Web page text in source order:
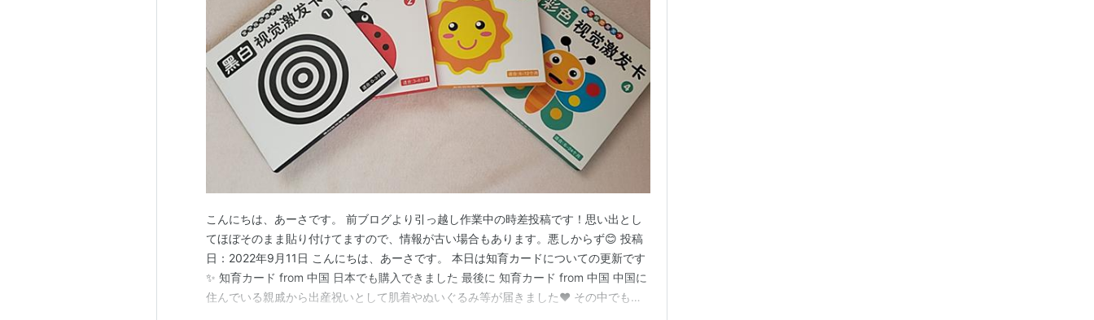
こんにちは、あーさです。 前ブログより引っ越し作業中の時差投稿です！思い出とし
てほぼそのまま貼り付けてますので、情報が古い場合もあります。悪しからず😊 投稿
日：2022年9月11日 こんにちは、あーさです。 本日は知育カードについての更新です
✨ 知育カード from 中国 日本でも購入できました 最後に 知育カード from 中国 中国に
住んでいる親戚から出産祝いとして肌着やぬいぐるみ等が届きました♥ その中でも興